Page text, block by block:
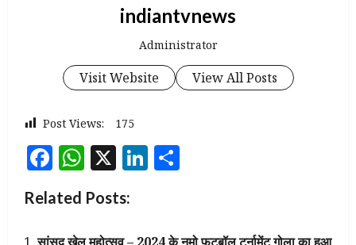
indiantvnews
Administrator
Visit Website View All Posts
Post Views: 175
Facebook
WhatsApp
X LinkedIn
Related Posts: